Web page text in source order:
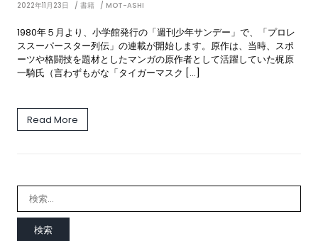
2022年11月23日 書籍 MOT-ASHI
1980年５月より、小学館発行の「週刊少年サンデー」で、「プロレ
ススーパースター列伝」の連載が開始します。原作は、当時、スポ
ーツや格闘技を題材としたマンガの原作者として活躍していた梶原
一騎氏（言わずもがな「タイガーマスク […]
Read More